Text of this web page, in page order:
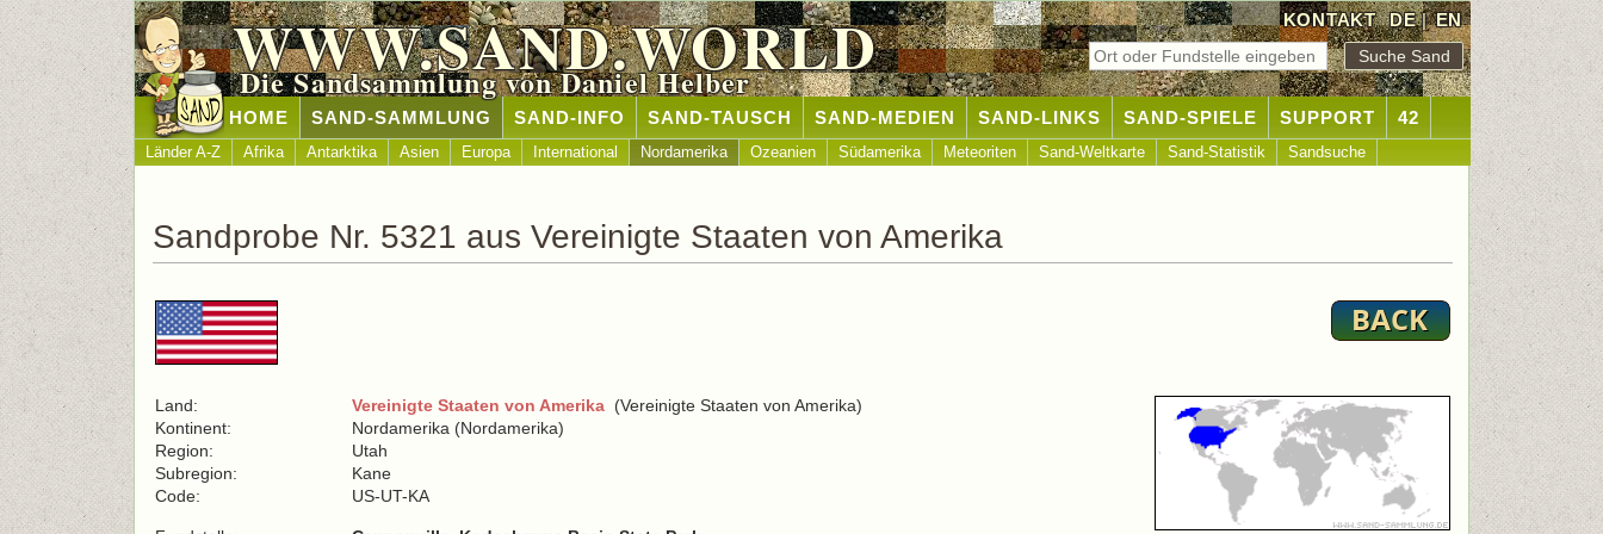
KONTAKT DE|EN
WWW.SAND.WORLD
Die Sandsammlung von Daniel Helber
HOME SAND-SAMMLUNG SAND-INFO SAND-TAUSCH SAND-MEDIEN SAND-LINKS SAND-SPIELE SUPPORT 42
Länder A-Z Afrika Antarktika Asien Europa International Nordamerika Ozeanien Südamerika Meteoriten Sand-Weltkarte Sand-Statistik Sandsuche
Sandprobe Nr. 5321 aus Vereinigte Staaten von Amerika
Land: Vereinigte Staaten von Amerika (Vereinigte Staaten von Amerika)
Kontinent:
Nordamerika (Nordamerika)
Region:
Utah
Subregion:
Kane
Code:
US-UT-KA